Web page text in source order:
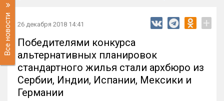
Все новости 26 декабря 2018 14:41 +
Победителями конкурса
альтернативных планировок
стандартного жилья стали архбюро из
Сербии, Индии, Испании, Мексики и
Германии